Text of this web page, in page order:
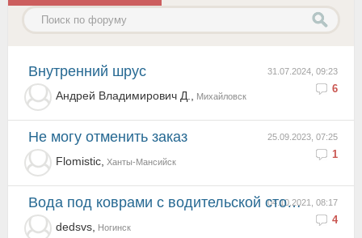
31.07.2024, 09:23
6
Внутренний шрус
Андрей Владимирович Д., Михайловск
25.09.2023, 07:25
1
не могу отменить заказ
Flomistic, Ханты-Мансийск
04.10.2021, 08:17
4
Вода под коврами с водительской стороны.
dedsvs, Ногинск